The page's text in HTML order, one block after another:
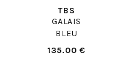
TBS
GALAIS
BLEU
135.00 €